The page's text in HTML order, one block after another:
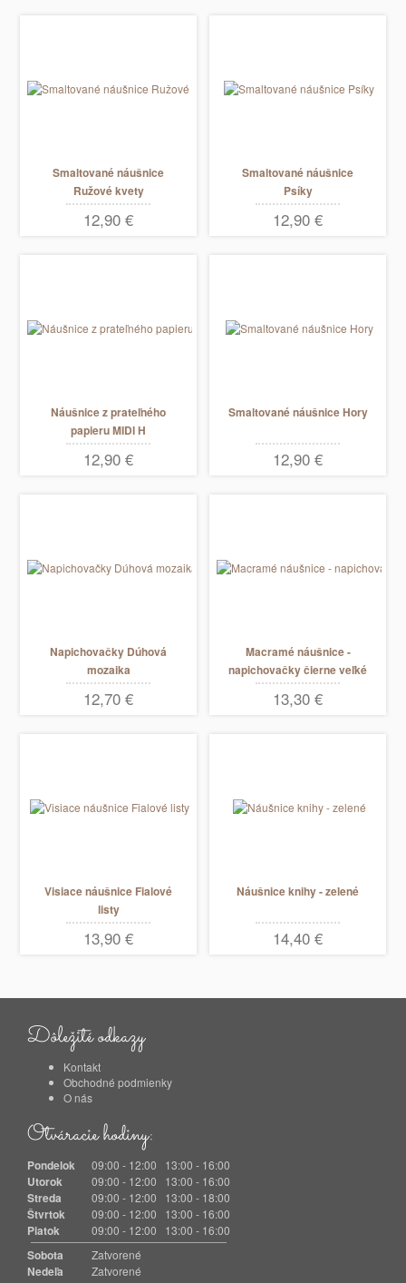
Smaltované náušnice
Ružové kvety
12,90 €
Smaltované náušnice
Psíky
12,90 €
Náušnice z prateľného
papieru MIDI H
12,90 €
Smaltované náušnice Hory
12,90 €
Napichovačky Dúhová
mozaika
12,70 €
Macramé náušnice -
napichovačky čierne veľké
13,30 €
Visiace náušnice Fialové
listy
13,90 €
Náušnice knihy - zelené
14,40 €
Dôležité odkazy
Kontakt
Obchodné podmienky
O nás
Otváracie hodiny:
Pondelok 09:00 - 12:00 13:00 - 16:00
Utorok 09:00 - 12:00 13:00 - 16:00
Streda 09:00 - 12:00 13:00 - 18:00
Štvrtok 09:00 - 12:00 13:00 - 16:00
Piatok 09:00 - 12:00 13:00 - 16:00
Sobota Zatvorené
Nedeľa Zatvorené